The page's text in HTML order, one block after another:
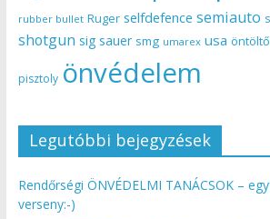
rubber bullet Ruger selfdefence semiauto
shotgun sig sauer smg umarex usa
pisztoly önvédelem
Legutóbbi bejegyzések
Rendőrségi ÖNVÉDELMI TANÁCSOK –
verseny:-)